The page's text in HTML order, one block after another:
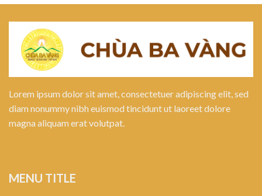
Lorem ipsum dolor sit amet, consectetuer adipiscing elit, sed
diam nonummy nibh euismod tincidunt ut laoreet dolore
magna aliquam erat volutpat.
MENU TITLE